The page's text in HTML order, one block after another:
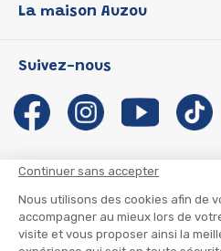
Continuer sans accepter
Nous utilisons des cookies afin de
accompagner au mieux lors de
visite et vous proposer ainsi la
P'tit Loup
Les Influenceuses
Migali
Petite Taupe
La maison Auzou
Notre histoire
Auzou s'engage
Auteurs et illustrateurs Auzou
Suivre mon colis
Infos consommateur
Suivez-nous
CGU
CGV